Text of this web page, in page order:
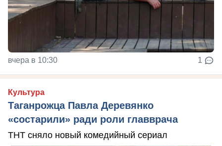
вчера в 10:30 1
Культура
Таганрожца Павла Деревянко
«состарили» ради роли главврача
ТНТ сняло новый комедийный сериал